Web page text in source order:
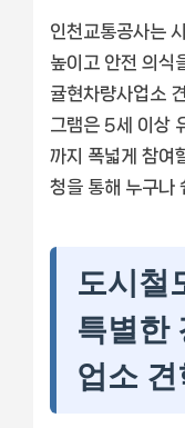
인천교통공사는
높이고 안전 의식
귤현차량사업소
그램은 5세 이상
까지 폭넓게 참여
청을 통해 누구나
도시철
특별한
업소